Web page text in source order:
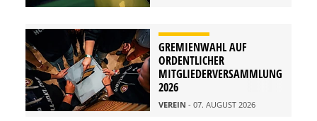
GREMIENWAHL AUF
ORDENTLICHER
MITGLIEDERVERSAMMLUNG
2026
VEREIN - 07. AUGUST 2026